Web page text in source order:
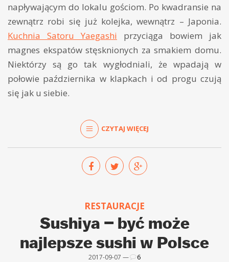
napływającym do lokalu gościom. Po kwadransie na
zewnątrz robi się już kolejka, wewnątrz – Japonia.
Kuchnia Satoru Yaegashi przyciąga bowiem jak
magnes ekspatów stęsknionych za smakiem domu.
Niektórzy są go tak wygłodniali, że wpadają w
połowie października w klapkach i od progu czują
się jak u siebie.
CZYTAJ WIĘCEJ
RESTAURACJE
Sushiya – być może
najlepsze sushi w Polsce
2017-09-07 — 6